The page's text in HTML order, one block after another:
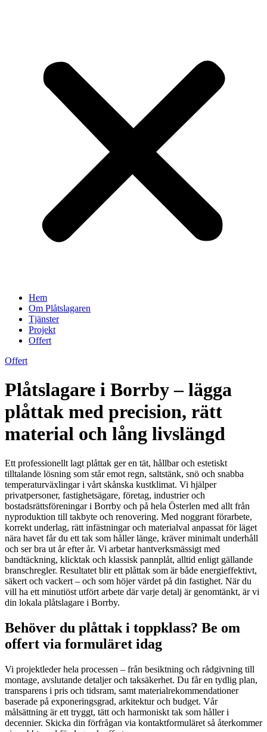
Hem
Om Plåtslagaren
Tjänster
Projekt
Offert
Offert
Plåtslagare i Borrby – lägga
plåttak med precision, rätt
material och lång livslängd
Ett professionellt lagt plåttak ger en tät, hållbar och estetiskt
tilltalande lösning som står emot regn, saltstänk, snö och snabba
temperaturväxlingar i vårt skånska kustklimat. Vi hjälper
privatpersoner, fastighetsägare, företag, industrier och
bostadsrättsföreningar i Borrby och på hela Österlen med allt från
nyproduktion till takbyte och renovering. Med noggrant förarbete,
korrekt underlag, rätt infästningar och materialval anpassat för läget
nära havet får du ett tak som håller länge, kräver minimalt underhåll
och ser bra ut år efter år. Vi arbetar hantverksmässigt med
bandtäckning, klicktak och klassisk pannplåt, alltid enligt gällande
branschregler. Resultatet blir ett plåttak som är både energieffektivt,
säkert och vackert – och som höjer värdet på din fastighet. När du
vill ha ett minutiöst utfört arbete där varje detalj är genomtänkt, är vi
din lokala plåtslagare i Borrby.
Behöver du plåttak i toppklass? Be om
offert via formuläret idag
Vi projektleder hela processen – från besiktning och rådgivning till
montage, avslutande detaljer och taksäkerhet. Du får en tydlig plan,
transparens i pris och tidsram, samt materialrekommendationer
baserade på exponeringsgrad, arkitektur och budget. Vår
målsättning är ett tryggt, tätt och harmoniskt tak som håller i
decennier. Skicka din förfrågan via kontaktformuläret så återkommer